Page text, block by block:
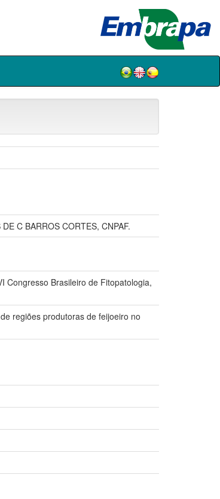
C BARROS CORTES, CNPAF.
Congresso Brasileiro de Fitopatologia,
regiões produtoras de feijoeiro no